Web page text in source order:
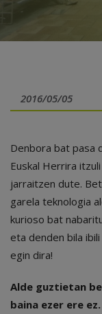
2016/05/05
Denbora bat pasa
Euskal Herrira
jarraitzen dute.
garela teknologia
kurioso bat
eta denden bila
egin dira!
Alde guztietan
baina ezer ere